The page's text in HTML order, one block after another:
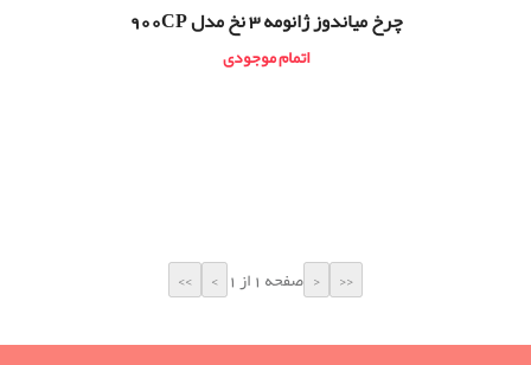
چرخ مياندوز ژانومه 3 نخ مدل 900CP
اتمام موجودی
صفحه 1 از 1